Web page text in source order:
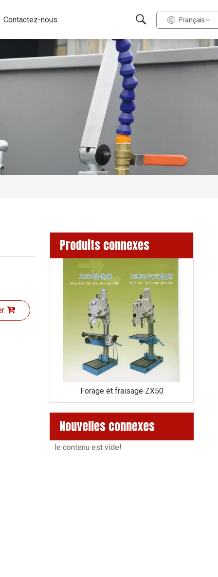
Contactez-nous Français
Produits connexes
Forage et fraisage ZX50
Nouvelles connexes
le contenu est vide!